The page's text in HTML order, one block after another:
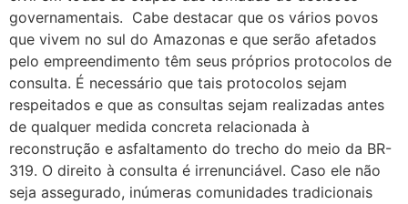
governamentais. Cabe destacar que os vários povos
que vivem no sul do Amazonas e que serão afetados
pelo empreendimento têm seus próprios protocolos de
consulta. É necessário que tais protocolos sejam
respeitados e que as consultas sejam realizadas antes
de qualquer medida concreta relacionada à
reconstrução e asfaltamento do trecho do meio da BR-
319. O direito à consulta é irrenunciável. Caso ele não
seja assegurado, inúmeras comunidades tradicionais